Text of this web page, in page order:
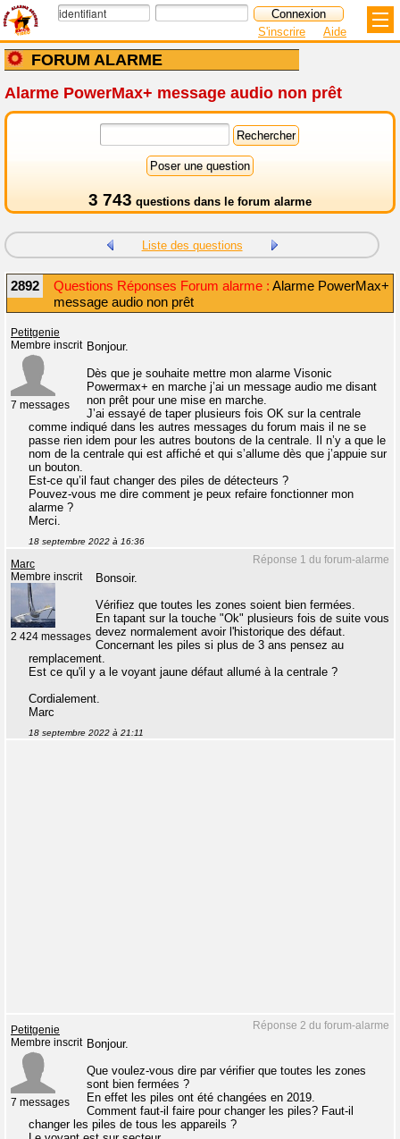
FORUM ALARME
S'inscrire Aide
Alarme PowerMax+ message audio non prêt
3 743 questions dans le forum alarme
Liste des questions
2892 Questions Réponses Forum alarme : Alarme PowerMax+
message audio non prêt
Petitgenie
Membre inscrit
7 messages
Bonjour.
Dès que je souhaite mettre mon alarme Visonic
Powermax+ en marche j’ai un message audio me disant
non prêt pour une mise en marche.
J’ai essayé de taper plusieurs fois OK sur la centrale
comme indiqué dans les autres messages du forum mais il ne se
passe rien idem pour les autres boutons de la centrale. Il n’y a que le
nom de la centrale qui est affiché et qui s’allume dès que j’appuie sur
un bouton.
Est-ce qu’il faut changer des piles de détecteurs ?
Pouvez-vous me dire comment je peux refaire fonctionner mon
alarme ?
Merci.
18 septembre 2022 à 16:36
Réponse 1 du forum-alarme
Marc
Membre inscrit
2 424 messages
Bonsoir.
Vérifiez que toutes les zones soient bien fermées.
En tapant sur la touche "Ok" plusieurs fois de suite vous
devez normalement avoir l'historique des défaut.
Concernant les piles si plus de 3 ans pensez au
remplacement.
Est ce qu'il y a le voyant jaune défaut allumé à la centrale ?
Cordialement.
Marc
18 septembre 2022 à 21:11
Réponse 2 du forum-alarme
Petitgenie
Membre inscrit
7 messages
Bonjour.
Que voulez-vous dire par vérifier que toutes les zones
sont bien fermées ?
En effet les piles ont été changées en 2019.
Comment faut-il faire pour changer les piles? Faut-il
changer les piles de tous les appareils ?